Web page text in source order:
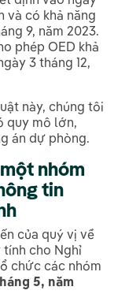
và có khả năng
9, năm 2023.
phép OED khả
3 tháng 12,
này, chúng tôi
quy mô lớn,
án dự phòng.
nhóm
tin
của quý vị về
tính cho Nghỉ
chức các nhóm
5, năm